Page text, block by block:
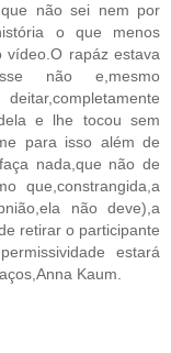
não sei nem por
o que menos
rapáz estava
não e,mesmo
e lhe tocou sem
para isso além de
nada,que não de
que,constrangida,a
não deve),a
retirar o participante
estará
Kaum.